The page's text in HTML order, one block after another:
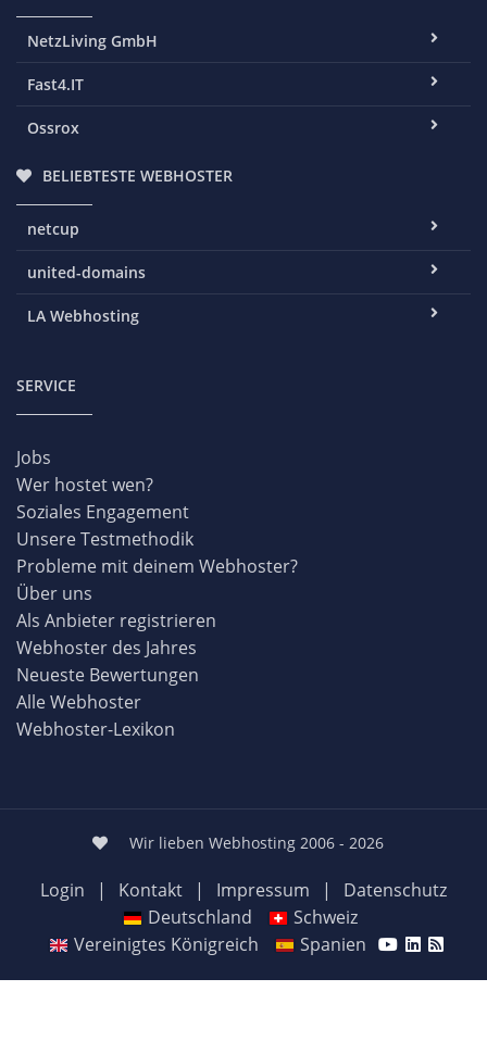
NetzLiving GmbH
Fast4.IT
Ossrox
BELIEBTESTE WEBHOSTER
netcup
united-domains
LA Webhosting
SERVICE
Jobs
Wer hostet wen?
Soziales Engagement
Unsere Testmethodik
Probleme mit deinem Webhoster?
Über uns
Als Anbieter registrieren
Webhoster des Jahres
Neueste Bewertungen
Alle Webhoster
Webhoster-Lexikon
Wir lieben Webhosting 2006 - 2026
Login | Kontakt | Impressum |
Datenschutz
Deutschland
Schweiz
Vereinigtes Königreich
Spanien